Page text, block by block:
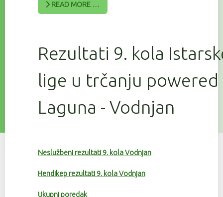
READ MORE …
Rezultati 9. kola
lige u trčanju powered
Laguna - Vodnjan
Neslužbeni rezultati 9. kola Vodnjan
Hendikep rezultati 9. kola Vodnjan
Ukupni poredak